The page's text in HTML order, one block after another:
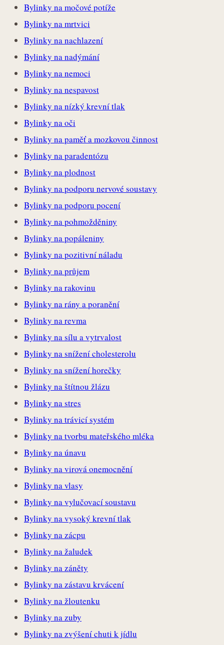
Bylinky na močové potíže
Bylinky na mrtvici
Bylinky na nachlazení
Bylinky na nadýmání
Bylinky na nemoci
Bylinky na nespavost
Bylinky na nízký krevní tlak
Bylinky na oči
Bylinky na paměť a mozkovou činnost
Bylinky na paradentózu
Bylinky na plodnost
Bylinky na podporu nervové soustavy
Bylinky na podporu pocení
Bylinky na pohmožděniny
Bylinky na popáleniny
Bylinky na pozitivní náladu
Bylinky na průjem
Bylinky na rakovinu
Bylinky na rány a poranění
Bylinky na revma
Bylinky na sílu a vytrvalost
Bylinky na snížení cholesterolu
Bylinky na snížení horečky
Bylinky na štítnou žlázu
Bylinky na stres
Bylinky na trávicí systém
Bylinky na tvorbu mateřského mléka
Bylinky na únavu
Bylinky na virová onemocnění
Bylinky na vlasy
Bylinky na vylučovací soustavu
Bylinky na vysoký krevní tlak
Bylinky na zácpu
Bylinky na žaludek
Bylinky na záněty
Bylinky na zástavu krvácení
Bylinky na žloutenku
Bylinky na zuby
Bylinky na zvýšení chuti k jídlu